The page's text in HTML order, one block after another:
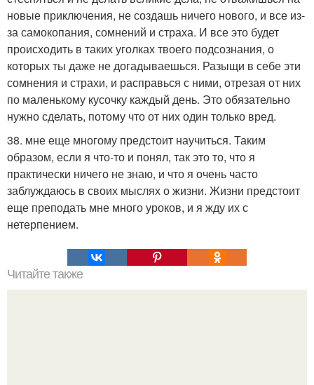
новые приключения, не создашь ничего нового, и все из-
за самокопания, сомнений и страха. И все это будет
происходить в таких уголках твоего подсознания, о
которых ты даже не догадываешься. Разыщи в себе эти
сомнения и страхи, и расправься с ними, отрезая от них
по маленькому кусочку каждый день. Это обязательно
нужно сделать, потому что от них один только вред.
38. мне еще многому предстоит научиться. Таким
образом, если я что-то и понял, так это то, что я
практически ничего не знаю, и что я очень часто
заблуждаюсь в своих мыслях о жизни. Жизни предстоит
еще преподать мне много уроков, и я жду их с
нетерпением.
Читайте также